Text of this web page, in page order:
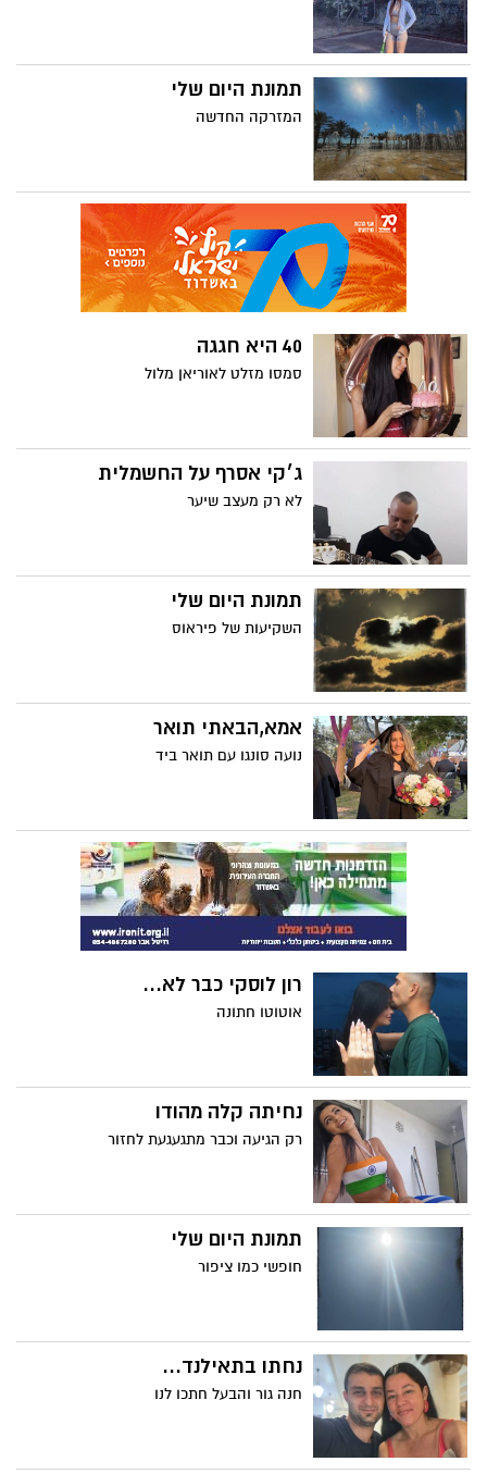
תמונת היום שלי
המזרקה החדשה
40 היא חגגה
סמסו מזלט לאוריאן מלול
ג׳קי אסרף על החשמלית
לא רק מעצב שיער
תמונת היום שלי
השקיעות של פיראוס
אמא,הבאתי תואר
נועה סונגו עם תואר ביד
רון לוסקי כבר לא...
אוטוטו חתונה
נחיתה קלה מהודו
רק הגיעה וכבר מתגעגעת לחזור
תמונת היום שלי
חופשי כמו ציפור
נחתו בתאילנד...
חנה גור והבעל חתכו לנו